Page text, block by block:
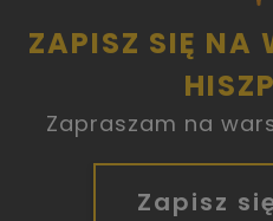
ZAPISZ SIĘ NA
Zapraszam na
Zapisz